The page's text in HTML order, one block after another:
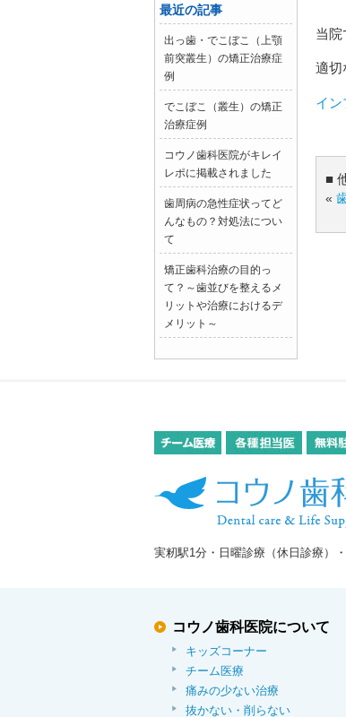
最近の記事
出っ歯・でこぼこ（上顎
前突叢生）の矯正治療症
例
でこぼこ（叢生）の矯正
治療症例
コウノ歯科医院がキレイ
レポに掲載されました
歯周病の急性症状ってど
んなもの？対処法につい
て
矯正歯科治療の目的っ
て？～歯並びを整えるメ
リットや治療におけるデ
メリット～
当院
適切
イン
■
«
実籾駅1分・日曜診療（休日診療）
コウノ歯科医院について
キッズコーナー
チーム医療
痛みの少ない治療
抜かない・削らない